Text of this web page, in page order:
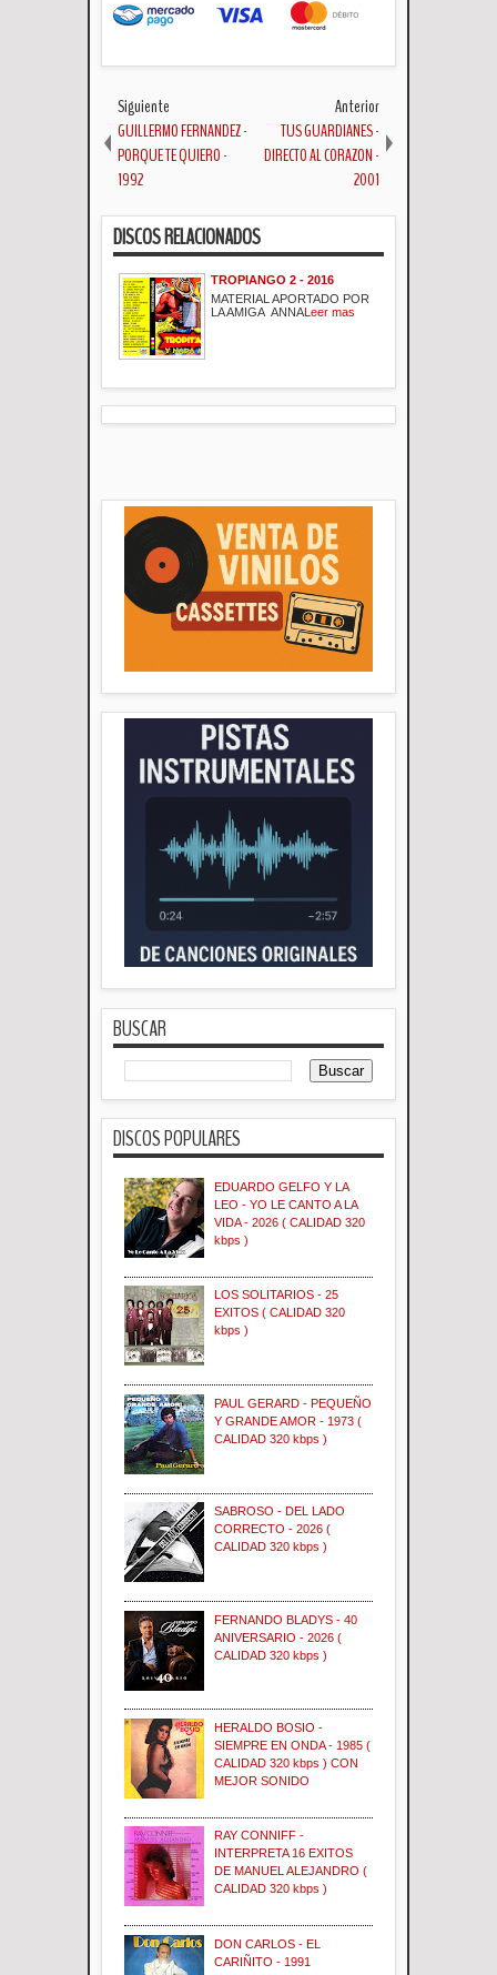
Siguiente
GUILLERMO FERNANDEZ -
PORQUE TE QUIERO -
1992
Anterior
TUS GUARDIANES -
DIRECTO AL CORAZON -
2001
DISCOS RELACIONADOS
TROPIANGO 2 - 2016
MATERIAL APORTADO POR
LA AMIGA ANNALeer mas
BUSCAR
DISCOS POPULARES
EDUARDO GELFO Y LA
LEO - YO LE CANTO A LA
VIDA - 2026 ( CALIDAD 320
kbps )
LOS SOLITARIOS - 25
EXITOS ( CALIDAD 320
kbps )
PAUL GERARD - PEQUEÑO
Y GRANDE AMOR - 1973 (
CALIDAD 320 kbps )
SABROSO - DEL LADO
CORRECTO - 2026 (
CALIDAD 320 kbps )
FERNANDO BLADYS - 40
ANIVERSARIO - 2026 (
CALIDAD 320 kbps )
HERALDO BOSIO -
SIEMPRE EN ONDA - 1985 (
CALIDAD 320 kbps ) CON
MEJOR SONIDO
RAY CONNIFF -
INTERPRETA 16 EXITOS
DE MANUEL ALEJANDRO (
CALIDAD 320 kbps )
DON CARLOS - EL
CARIÑITO - 1991